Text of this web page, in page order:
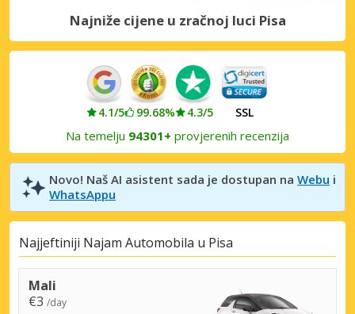
Najniže cijene u zračnoj luci Pisa
4.1/5 99.68% 4.3/5 SSL
Na temelju 94301+ provjerenih recenzija
Novo! Naš AI asistent sada je dostupan na Webu i
WhatsAppu
Najjeftiniji Najam Automobila u Pisa
Mali
€3 /day